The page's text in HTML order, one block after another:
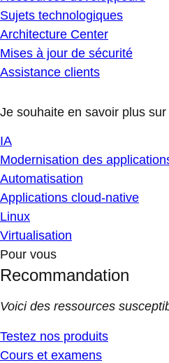
Sujets technologiques
Architecture Center
Mises à jour de sécurité
Assistance clients
Je souhaite en savoir plus sur
IA
Modernisation des
Automatisation
Applications cloud-native
Linux
Virtualisation
Pour vous
Recommandation
Voici des ressources
Testez nos produits
Cours et examens